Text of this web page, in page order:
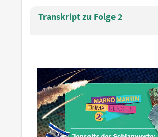
Transkript zu Folge 2